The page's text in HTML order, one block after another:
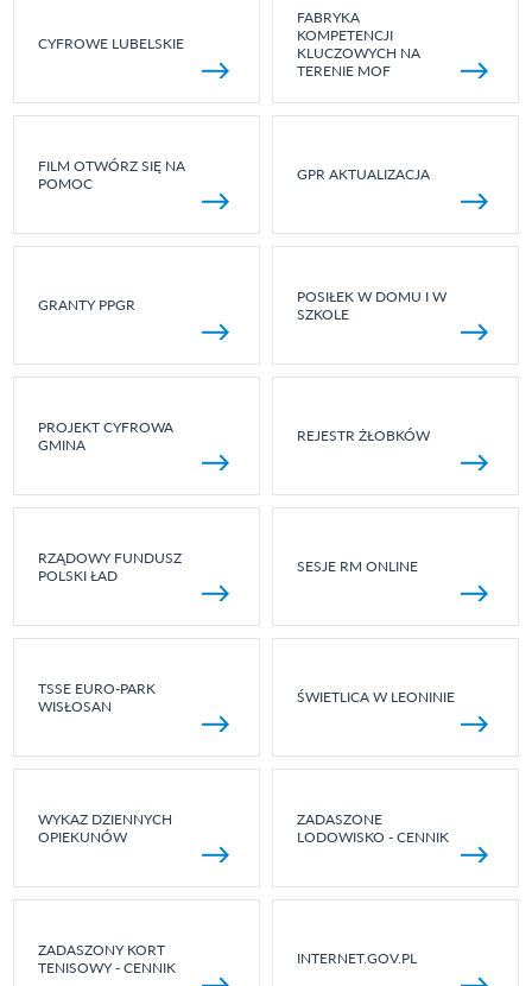
CYFROWE LUBELSKIE
FABRYKA
KOMPETENCJI
KLUCZOWYCH NA
TERENIE MOF
FILM OTWÓRZ SIĘ NA
POMOC
GPR AKTUALIZACJA
GRANTY PPGR
POSIŁEK W DOMU I W
SZKOLE
PROJEKT CYFROWA
GMINA
REJESTR ŻŁOBKÓW
RZĄDOWY FUNDUSZ
POLSKI ŁAD
SESJE RM ONLINE
TSSE EURO-PARK
WISŁOSAN
ŚWIETLICA W LEONINIE
WYKAZ DZIENNYCH
OPIEKUNÓW
ZADASZONE
LODOWISKO - CENNIK
ZADASZONY KORT
TENISOWY - CENNIK
INTERNET.GOV.PL